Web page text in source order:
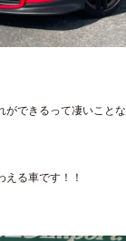
ができるって凄いこと
える車です！！